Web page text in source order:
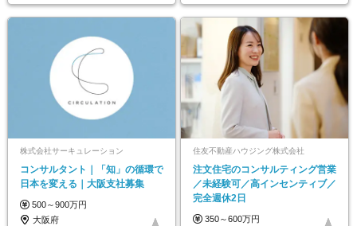
株式会社サーキュレーション
コンサルタント｜「知」の循環で
日本を変える｜大阪支社募集
500～900万円
大阪府
住友不動産ハウジング株式会社
注文住宅のコンサルティング営業
／未経験可／高インセンティブ／
完全週休2日
350～600万円